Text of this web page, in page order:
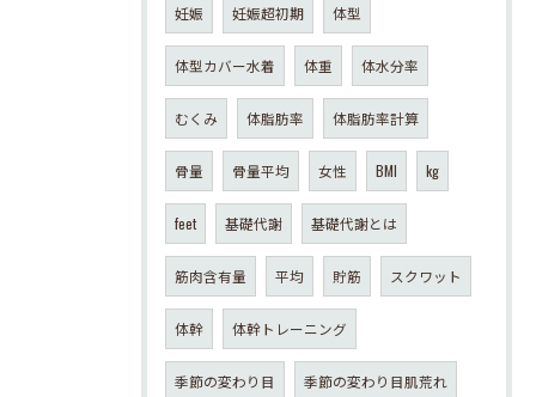
妊娠 妊娠超初期 体型
体型カバー水着 体重 体水分率
むくみ 体脂肪率 体脂肪率計算
骨量 骨量平均 女性 BMI kg
feet 基礎代謝 基礎代謝とは
筋肉含有量 平均 貯筋 スクワット
体幹 体幹トレーニング
季節の変わり目 季節の変わり目肌荒れ